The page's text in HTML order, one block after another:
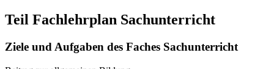
Teil Fachlehrplan Sachunterricht
Ziele und Aufgaben des Faches Sachunterricht